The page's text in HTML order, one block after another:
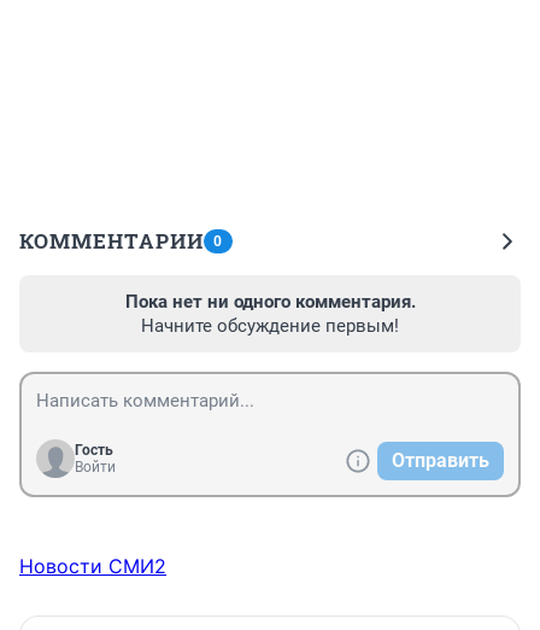
КОММЕНТАРИИ 0
Пока нет ни одного комментария.
Начните обсуждение первым!
Гость
Войти
Отправить
Новости СМИ2